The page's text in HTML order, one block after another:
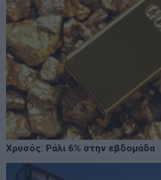
Χρυσός: Ράλι 6% στην εβδομάδα